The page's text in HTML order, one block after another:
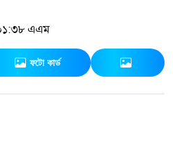
এএম
ফটো কার্ড